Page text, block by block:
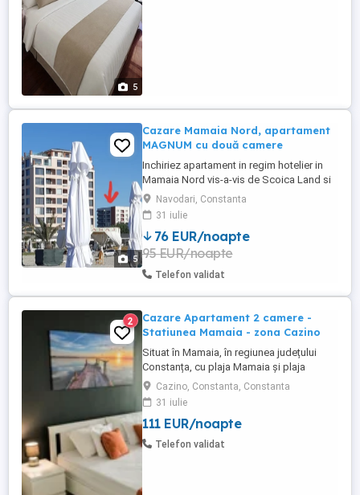
5
5
Cazare Mamaia Nord, apartament
MAGNUM cu două camere
Inchiriez apartament in regim hotelier in
Mamaia Nord vis-a-vis de Scoica Land si
complex Phoenicia, apartamentul are 1
dormitor, 1 living cu canapea extensibilă,
bucătărie utilată, baie și balcon. Dotări:
-2TV LCD de80cm si 100cm -frigider si
congelator -cuptor,plită aragaz -centrală
proprie -expresor ...
Navodari, Constanta
31 iulie
76 EUR/noapte
95 EUR/noapte
Telefon validat
2
Cazare Apartament 2 camere -
Statiunea Mamaia - zona Cazino
Situat în Mamaia, în regiunea județului
Constanța, cu plaja Mamaia și plaja
Myrtos în apropiere, Diamond View
Apartments oferă cazare cu parcare
privată gratuită garantată pentru fiecare
apartament. Apartamente cu doua camera
de inchiriat in regim hotelier, Statiunea
Cazino, Constanta, Constanta
31 iulie
111 EUR/noapte
Telefon validat